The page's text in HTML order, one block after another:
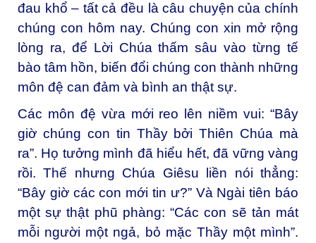
đau khổ – tất cả đều là câu chuyện của chính
chúng con hôm nay. Chúng con xin mở rộng
lòng ra, để Lời Chúa thấm sâu vào từng tế
bào tâm hồn, biến đổi chúng con thành những
môn đệ can đảm và bình an thật sự.
Các môn đệ vừa mới reo lên niềm vui: “Bây
giờ chúng con tin Thầy bởi Thiên Chúa mà
ra”. Họ tưởng mình đã hiểu hết, đã vững vàng
rồi. Thế nhưng Chúa Giêsu liền nói thẳng:
“Bây giờ các con mới tin ư?” Và Ngài tiên báo
một sự thật phũ phàng: “Các con sẽ tản mát
mỗi người một ngả, bỏ mặc Thầy một mình”.